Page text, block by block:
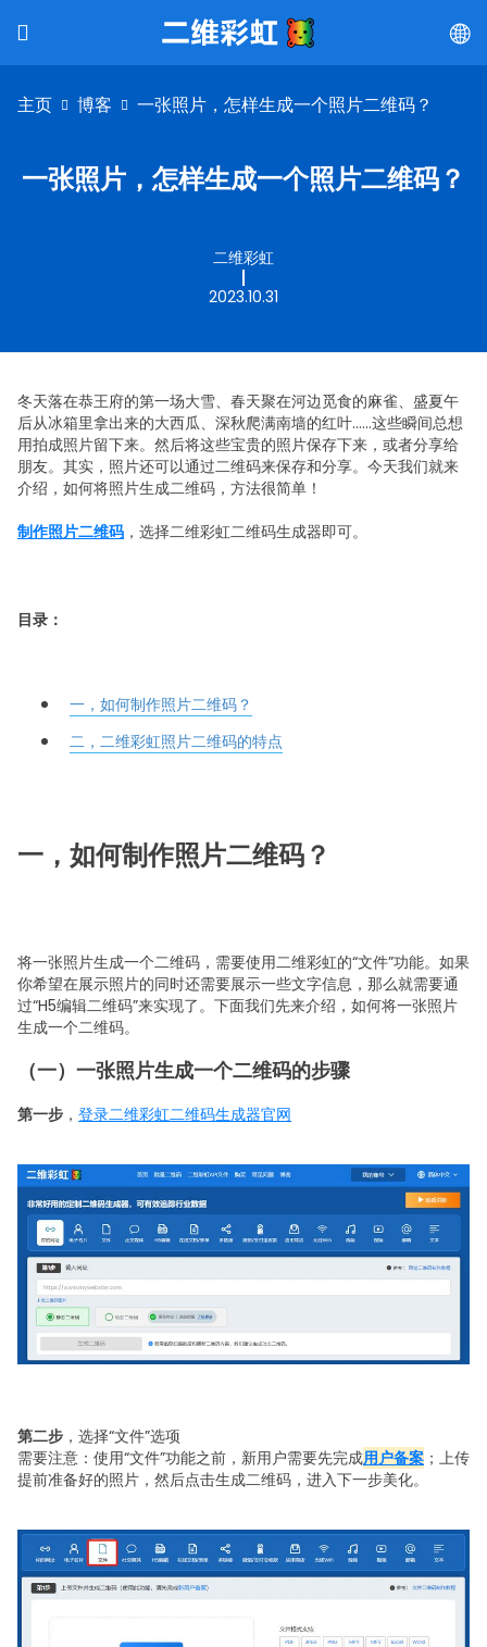
主页 博客 一张照片，怎样生成一个照片二维码？
一张照片，怎样生成一个照片二维码？
二维彩虹
2023.10.31
冬天落在恭王府的第一场大雪、春天聚在河边觅食的麻雀、盛夏午
后从冰箱里拿出来的大西瓜、深秋爬满南墙的红叶……这些瞬间总想
用拍成照片留下来。然后将这些宝贵的照片保存下来，或者分享给
朋友。 其实，照片还可以通过二维码来保存和分享。 今天我们就来
介绍，如何将照片生成二维码，方法很简单！
制作照片二维码 ，选择二维彩虹二维码生成器即可。
目录：
一，如何制作照片二维码？
二，二维彩虹照片二维码的特点
一，如何制作照片二维码？
将一张照片生成一个二维码，需要使用二维彩虹的“文件”功能。如果
你希望在展示照片的同时还需要展示一些文字信息，那么就需要通
过“H5编辑二维码”来实现了。下面我们先来介绍，如何将一张照片
生成一个二维码。
（一）一张照片生成一个二维码的步骤
第一步 ， 登录二维彩虹二维码生成器官网
第二步 ，选择“文件”选项
需要注意：使用“文件”功能之前，新用户需要先完成用户备案 ； 上传
提前准备好的照片，然后点击生成二维码，进入下一步美化。